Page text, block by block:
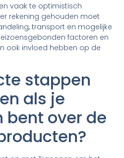
vaak te optimistisch
rekening gehouden moet
transport en mogelijke
factoren en
ook invloed hebben op de
stappen
als je
bent over de